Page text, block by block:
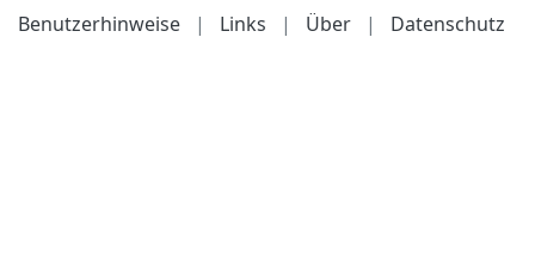
Benutzerhinweise
| Links | Über | Datenschutz